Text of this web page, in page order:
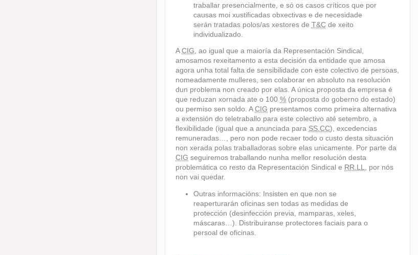
traballar presencialmente, e só os casos críticos que por
causas moi xustificadas obxectivas e de necesidade
serán tratadas polos/as xestores de T&Cde xeito
individualizado.
ACIG, ao igual que a maioría da Representación Sindical,
amosamos rexeitamento a esta decisión da entidade que amosa
agora unha total falta de sensibilidade con este colectivo de persoas,
nomeadamente mulleres, sen colaborar en absoluto na resolución
dun problema non creado por elas. A única proposta da empresa é
que reduzan xornada ate o 100 % (proposta do goberno do estado)
ou permiso sen soldo. ACIG presentamos como primeira alternativa
a extensión do teletraballo para este colectivo até setembro, a
flexibilidade (igual que a anunciada para SS.CC), excedencias
remuneradas…, pero non pode recaer todo o custo desta situación
non xerada polas traballadoras sobre elas unicamente. Por parte da
CIG seguiremos traballando nunha mellor resolución desta
problemática co resto da Representación Sindical e RR.LL, por nós
non vai quedar.
Outras informacións: Insisten en que non se
reaperturarán oficinas sen todas as medidas de
protección (desinfección previa, mamparas, xeles,
máscaras…). Distribuiranse protectores faciais para o
persoal de oficinas.